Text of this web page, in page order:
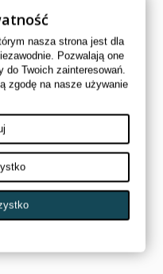
WAHACZA
nasza strona jest dla
Pozwalają one
do Twoich zainteresowań.
zgodę na nasze używanie